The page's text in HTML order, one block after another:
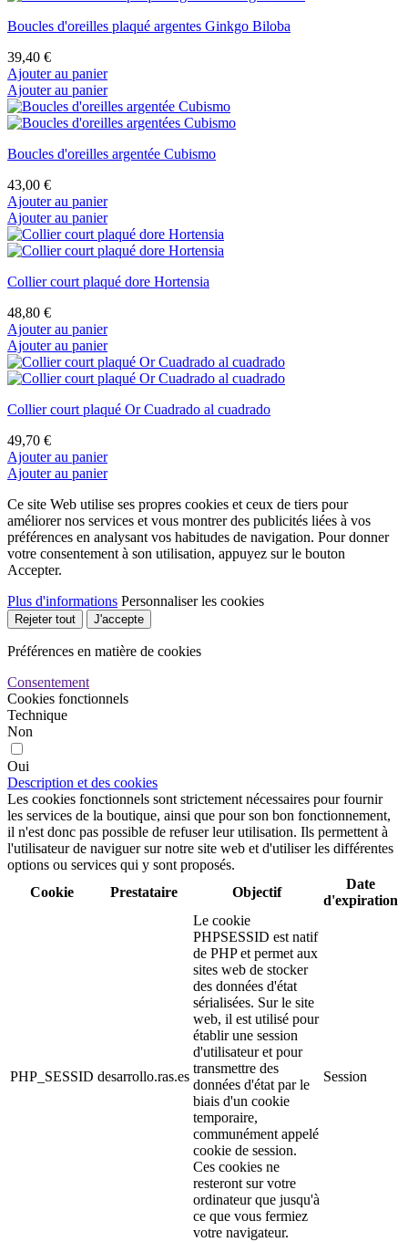
Boucles d'oreilles plaqué argentes Ginkgo Biloba
39,40 €
Ajouter au panier
Ajouter au panier
Boucles d'oreilles argentée Cubismo
43,00 €
Ajouter au panier
Ajouter au panier
Collier court plaqué dore Hortensia
48,80 €
Ajouter au panier
Ajouter au panier
Collier court plaqué Or Cuadrado al cuadrado
49,70 €
Ajouter au panier
Ajouter au panier
Ce site Web utilise ses propres cookies et ceux de tiers pour
améliorer nos services et vous montrer des publicités liées à vos
préférences en analysant vos habitudes de navigation. Pour donner
votre consentement à son utilisation, appuyez sur le bouton
Accepter.
Plus d'informations Personnaliser les cookies
Rejeter tout J'accepte
Préférences en matière de cookies
Consentement
Cookies fonctionnels
Technique
Non
Oui
Description et des cookies
Les cookies fonctionnels sont strictement nécessaires pour fournir
les services de la boutique, ainsi que pour son bon fonctionnement,
il n'est donc pas possible de refuser leur utilisation. Ils permettent à
l'utilisateur de naviguer sur notre site web et d'utiliser les différentes
options ou services qui y sont proposés.
Cookie
Prestataire Objectif
Date
d'expiration
PHP_SESSID desarrollo.ras.es
Le cookie
PHPSESSID est natif
de PHP et permet aux
sites web de stocker
des données d'état
sérialisées. Sur le site
web, il est utilisé pour
établir une session
d'utilisateur et pour
transmettre des
données d'état par le
biais d'un cookie
temporaire,
communément appelé
cookie de session.
Ces cookies ne
resteront sur votre
ordinateur que jusqu'à
ce que vous fermiez
votre navigateur.
Session